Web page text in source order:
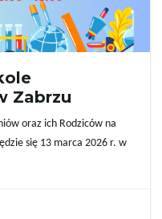
Zabrzu
oraz ich Rodziców na
się 13 marca 2026 r. w